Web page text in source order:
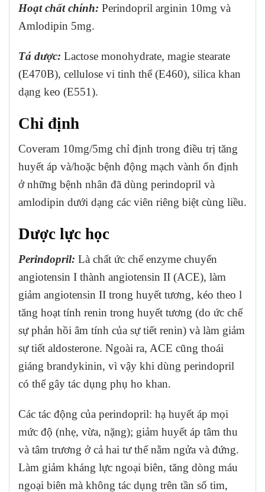
Hoạt chất chính: Perindopril arginin 10mg và
Amlodipin 5mg.
Tá dược: Lactose monohydrate, magie stearate
(E470B), cellulose vi tinh thể (E460), silica khan
dạng keo (E551).
Chỉ định
Coveram 10mg/5mg chỉ định trong điều trị tăng
huyết áp và/hoặc bệnh động mạch vành ổn định
ở những bệnh nhân đã dùng perindopril và
amlodipin dưới dạng các viên riêng biệt cùng liều.
Dược lực học
Perindopril: Là chất ức chế enzyme chuyển
angiotensin I thành angiotensin II (ACE), làm
giảm angiotensin II trong huyết tương, kéo theo l
tăng hoạt tính renin trong huyết tương (do ức chế
sự phản hồi âm tính của sự tiết renin) và làm giảm
sự tiết aldosterone. Ngoài ra, ACE cũng thoái
giáng brandykinin, vì vậy khi dùng perindopril
có thể gây tác dụng phụ ho khan.
Các tác động của perindopril: hạ huyết áp mọi
mức độ (nhẹ, vừa, nặng); giảm huyết áp tâm thu
và tâm trương ở cả hai tư thế nằm ngửa và đứng.
Làm giảm kháng lực ngoại biên, tăng dòng máu
ngoại biên mà không tác dụng trên tần số tim,